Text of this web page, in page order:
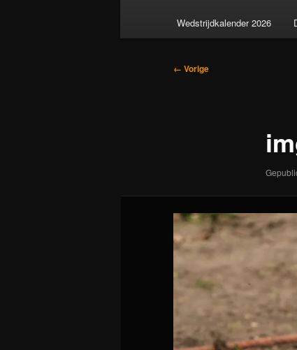
Wedstrijdkalender 2026
Afbeeldingsnavigatie
← Vorige